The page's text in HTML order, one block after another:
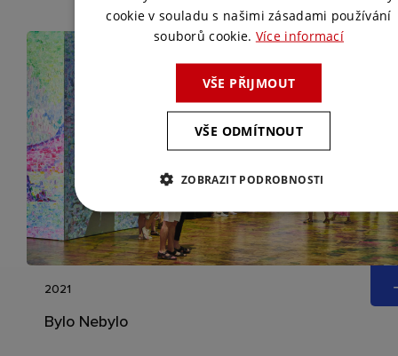
2021
Bylo Nebylo
cookie v souladu s našimi zásadami používání
souborů cookie. Více informací
VŠE PŘIJMOUT
VŠE ODMÍTNOUT
ZOBRAZIT PODROBNOSTI